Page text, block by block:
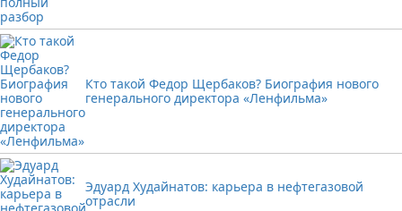
Кто такой Федор Щербаков? Биография нового
генерального директора «Ленфильма»
Эдуард Худайнатов: карьера в нефтегазовой
отрасли